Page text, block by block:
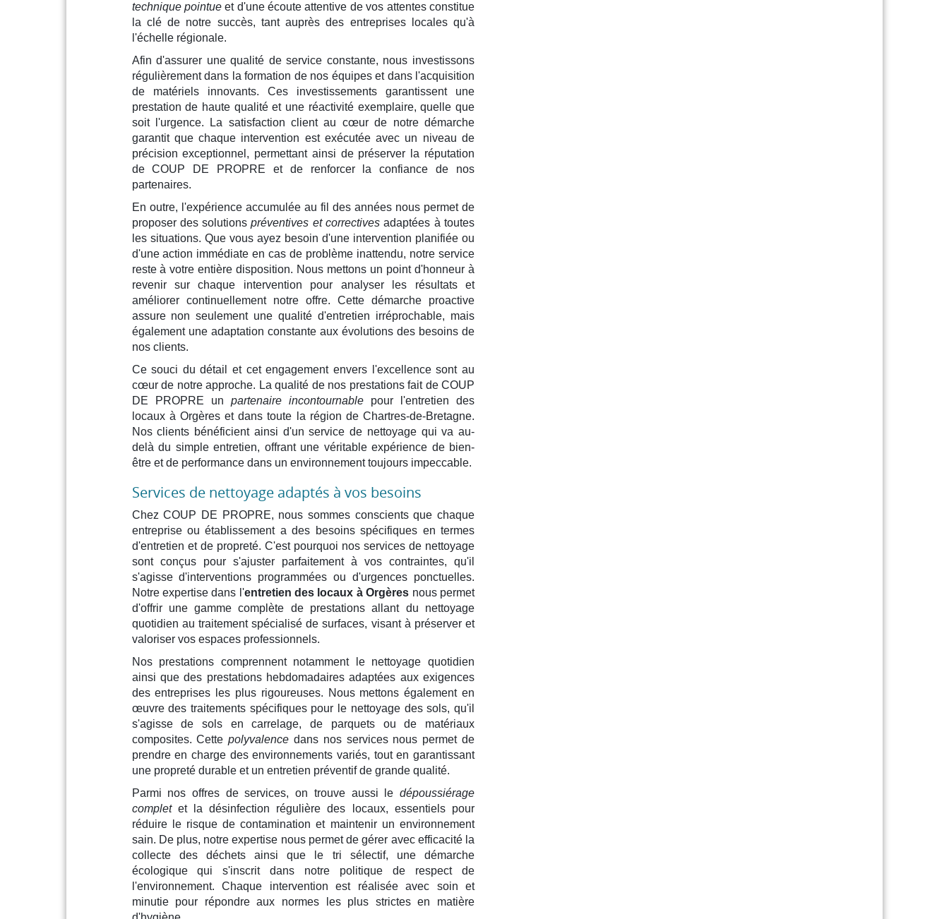
technique pointueet d'une écoute attentive de vos attentes constitue
la clé de notre succès, tant auprès des entreprises locales qu'à
l'échelle régionale.
Afin d'assurer une qualité de service constante, nous investissons
régulièrement dans la formation de nos équipes et dans l'acquisition
de matériels innovants. Ces investissements garantissent une
prestation de haute qualité et une réactivité exemplaire, quelle que
soit l'urgence. La satisfaction client au cœur de notre démarche
garantit que chaque intervention est exécutée avec un niveau de
précision exceptionnel, permettant ainsi de préserver la réputation
de COUP DE PROPRE et de renforcer la confiance de nos
partenaires.
En outre, l'expérience accumulée au fil des années nous permet de
proposer des solutionspréventives et correctives adaptées à toutes
les situations. Que vous ayez besoin d'une intervention planifiée ou
d'une action immédiate en cas de problème inattendu, notre service
reste à votre entière disposition. Nous mettons un point d'honneur à
revenir sur chaque intervention pour analyser les résultats et
améliorer continuellement notre offre. Cette démarche proactive
assure non seulement une qualité d'entretien irréprochable, mais
également une adaptation constante aux évolutions des besoins de
nos clients.
Ce souci du détail et cet engagement envers l'excellence sont au
cœur de notre approche. La qualité de nos prestations fait de COUP
DE PROPRE un partenaire incontournablepour l'entretien des
locaux à Orgères et dans toute la région de Chartres-de-Bretagne.
Nos clients bénéficient ainsi d'un service de nettoyage qui va au-
delà du simple entretien, offrant une véritable expérience de bien-
être et de performance dans un environnement toujours impeccable.
Services de nettoyage adaptés à vos besoins
Chez COUP DE PROPRE, nous sommes conscients que chaque
entreprise ou établissement a des besoins spécifiques en termes
d'entretien et de propreté. C'est pourquoi nos services de nettoyage
sont conçus pour s'ajuster parfaitement à vos contraintes, qu'il
s'agisse d'interventions programmées ou d'urgences ponctuelles.
Notre expertise dans l'entretien des locaux à Orgères nous permet
d'offrir une gamme complète de prestations allant du nettoyage
quotidien au traitement spécialisé de surfaces, visant à préserver et
valoriser vos espaces professionnels.
Nos prestations comprennent notamment le nettoyage quotidien
ainsi que des prestations hebdomadaires adaptées aux exigences
des entreprises les plus rigoureuses. Nous mettons également en
œuvre des traitements spécifiques pour le nettoyage des sols, qu'il
s'agisse de sols en carrelage, de parquets ou de matériaux
composites. Cettepolyvalence dans nos services nous permet de
prendre en charge des environnements variés, tout en garantissant
une propreté durable et un entretien préventif de grande qualité.
Parmi nos offres de services, on trouve aussi le dépoussiérage
completet la désinfection régulière des locaux, essentiels pour
réduire le risque de contamination et maintenir un environnement
sain. De plus, notre expertise nous permet de gérer avec efficacité la
collecte des déchets ainsi que le tri sélectif, une démarche
écologique qui s'inscrit dans notre politique de respect de
l'environnement. Chaque intervention est réalisée avec soin et
minutie pour répondre aux normes les plus strictes en matière